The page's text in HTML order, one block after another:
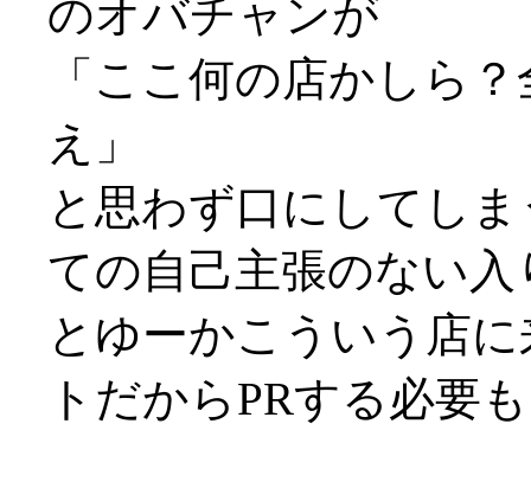
のオバチャンが
「ここ何の店かしら
え」
と思わず口にしてし
ての自己主張のない入
とゆーかこういう店
トだからPRする必要